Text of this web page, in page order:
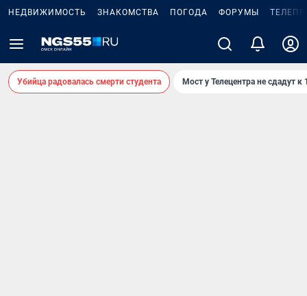
НЕДВИЖИМОСТЬ ЗНАКОМСТВА ПОГОДА ФОРУМЫ
Убийца радовалась смерти студента Мост у Телецентра не сдадут к